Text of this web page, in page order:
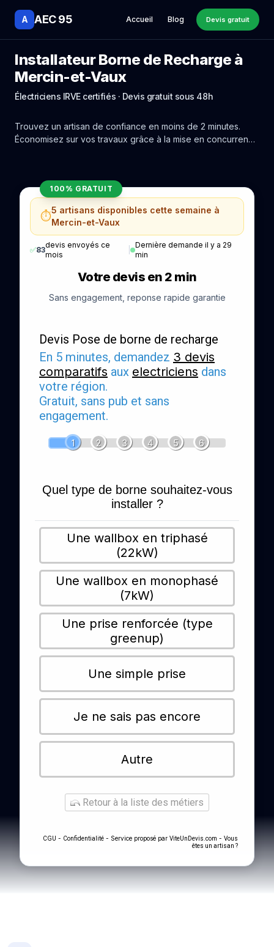
A AEC 95 Accueil Blog Devis gratuit
Installateur Borne de Recharge à
Mercin-et-Vaux
Électriciens IRVE certifiés · Devis gratuit sous 48h
Trouvez un artisan de confiance en moins de 2 minutes.
Économisez sur vos travaux grâce à la mise en concurrence
100% GRATUIT
⏱️5 artisans disponibles cette semaine à
Mercin-et-Vaux
✅83
devis envoyés ce
mois
Dernière demande il y a 29
min
Votre devis en 2 min
Sans engagement, reponse rapide garantie
Devis Pose de borne de recharge
En 5 minutes, demandez 3 devis
comparatifs aux electriciens dans
votre région.
Gratuit, sans pub et sans
engagement.
1 2 3 4 5 6
Quel type de borne souhaitez-vous
installer ?
Une wallbox en triphasé
(22kW)
Une wallbox en monophasé
(7kW)
Une prise renforcée (type
greenup)
Une simple prise
Je ne sais pas encore
Autre
Retour à la liste des métiers
CGU - Confidentialité - Service proposé par ViteUnDevis.com - Vous
êtes un artisan ?